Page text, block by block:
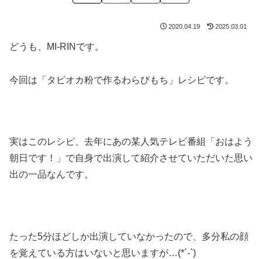
2020.04.19 2025.03.01
どうも、MI-RINです。
今回は「タピオカ粉で作るわらびもち」レシピです。
実はこのレシピ、去年にあの某人気テレビ番組「おはよう
朝日です！」で自身で出演して紹介させていただいた思い
出の一品なんです。
たった5分ほどしか出演していなかったので、多分私の顔
を覚えている方はいないと思いますが…(*´-`)